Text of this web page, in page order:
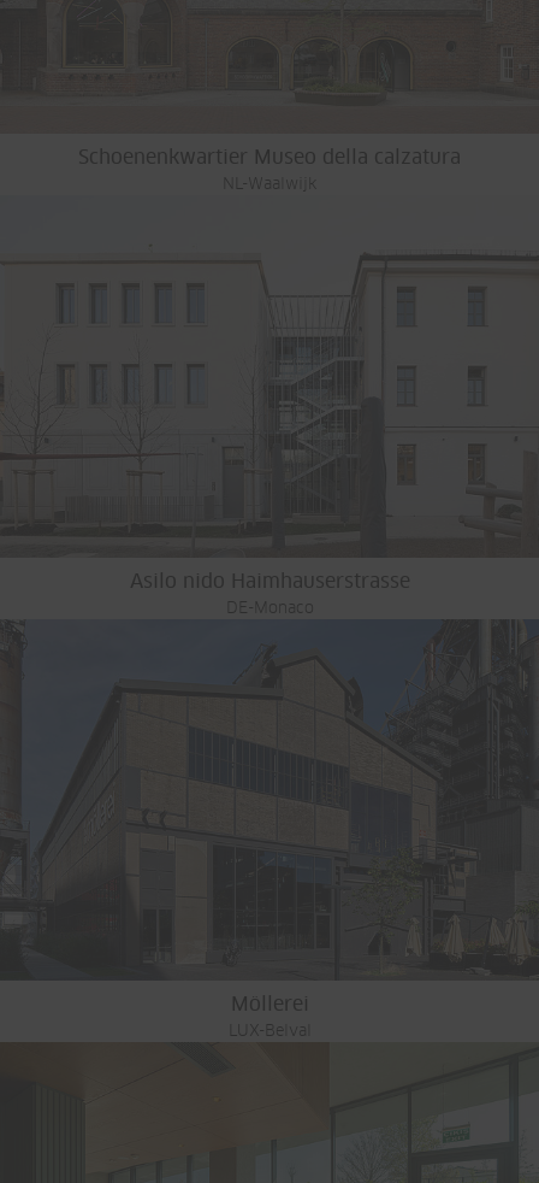
Schoenenkwartier Museo della calzatura
NL-Waalwijk
Asilo nido Haimhauserstrasse
DE-Monaco
Möllerei
LUX-Belval